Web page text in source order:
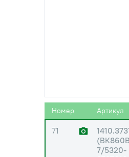
Номер Артикул
71
7/5320-